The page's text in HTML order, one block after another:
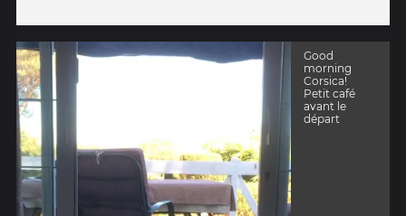
Good
morning
Corsica!
Petit café
avant le
départ